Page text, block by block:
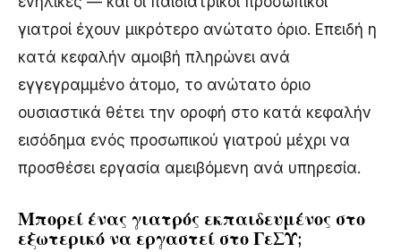
γιατροί έχουν μικρότερο ανώτατο όριο. Επειδή η
κατά κεφαλήν αμοιβή πληρώνει ανά
εγγεγραμμένο άτομο, το ανώτατο όριο
ουσιαστικά θέτει την οροφή στο κατά κεφαλήν
εισόδημα ενός προσωπικού γιατρού μέχρι να
προσθέσει εργασία αμειβόμενη ανά υπηρεσία.
Μπορεί ένας γιατρός εκπαιδευμένος στο
εξωτερικό να εργαστεί στο ΓεΣΥ;